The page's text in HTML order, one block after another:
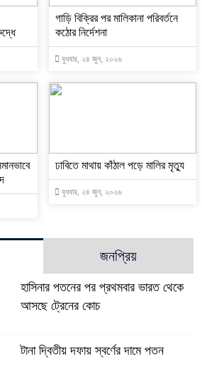
গাড়ি বিক্রির পর মালিকানা পরিবর্তনে
কঠোর নির্দেশনা
বুধবার, ২৪ জুন, ২০২৬
ঢাবিতে মাথায় কাঁঠাল পড়ে মালির মৃত্যু
বুধবার, ২৪ জুন, ২০২৬
জনপ্রিয়
হাসিনার পতনের পর প্রথমবার ভারত থেকে
আসছে ট্রেনের কোচ
টানা দ্বিতীয় দফায় স্বর্ণের দামে পতন